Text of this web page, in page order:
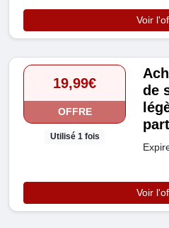
Voir
19,99€
OFFRE
Utilisé 1 fois
de
Voir